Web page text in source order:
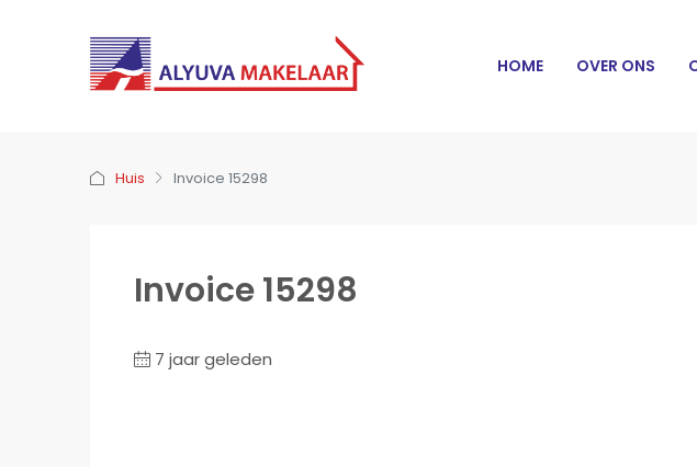
HOME OVER ONS
Huis Invoice 15298
Invoice 15298
7 jaar geleden